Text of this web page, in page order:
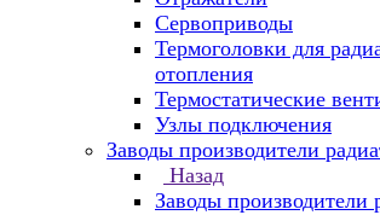
Сервоприводы
Термоголовки для
отопления
Термостатические
Узлы подключения
Заводы производители
Назад
Заводы производители